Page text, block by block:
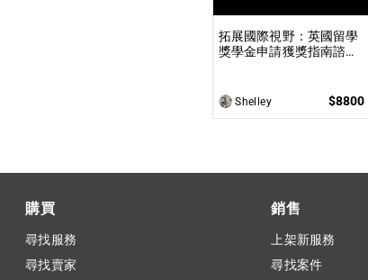
拓展國際視野：英國留學
獎學金申請獲獎指南諮詢
現英國求學夢想
Shelley $8800
購買
尋找服務
尋找賣家
銷售
上架新服務
尋找案件